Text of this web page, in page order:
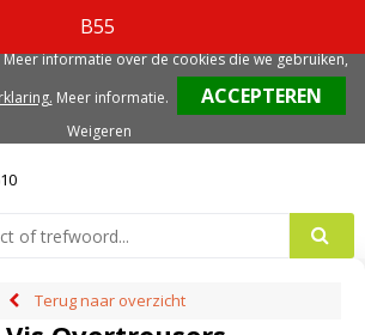
B55
0
Terug naar overzicht
de beste gebruikerservaring, adviseren we deze
informatie over de cookies die we gebruiken,
Meer informatie.
Weigeren